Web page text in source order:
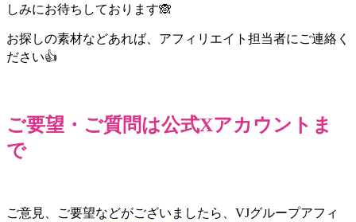
しみにお待ちしております🙈
お探しの素材などあれば、アフィリエイト担当者にご連絡く
ださい👍
ご要望・ご質問は公式Xアカウントま
で
ご意見、ご要望などがございましたら、VJグループアフィ